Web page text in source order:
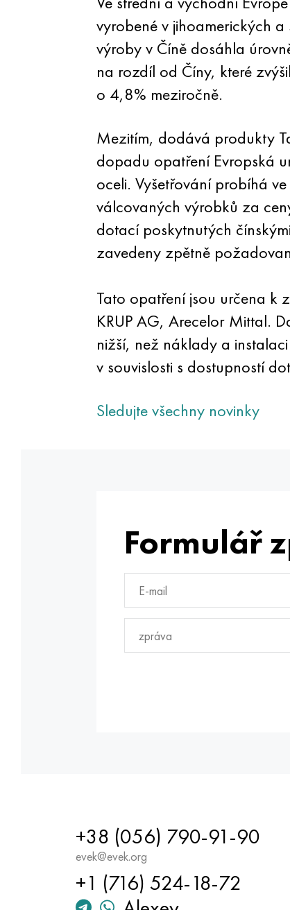
vyrobené v jihoamerických
výroby v Číně dosáhla
na rozdíl od Číny, které
o 4,8% meziročně.
Mezitím, dodává produkty
dopadu opatření Evropská
oceli. Vyšetřování probíhá
válcovaných výrobků za
dotací poskytnutých
zavedeny zpětně
Tato opatření jsou určena k
KRUP AG, Arecelor Mittal.
nižší, než náklady a
v souvislosti s dostupností
Sledujte všechny novinky
Formulář
+38 (056) 790-91-90
evek@evek.org
+1 (716) 524-18-72